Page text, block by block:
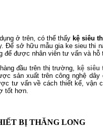
ở trên, có thể thấy kệ siêu
Để sở hữu mẫu gia ke sieu thi
để được nhân viên tư vấn và hỗ
đầu trên thị trường, kệ siêu
sản xuất trên công nghệ
tư vấn về cách thiết kế, vận
tốt hơn.
BỊ THĂNG LONG